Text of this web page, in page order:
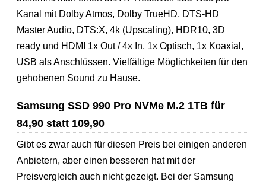
Kanal mit Dolby Atmos, Dolby TrueHD, DTS-HD
Master Audio, DTS:X, 4k (Upscaling), HDR10, 3D
ready und HDMI 1x Out / 4x In, 1x Optisch, 1x Koaxial,
USB als Anschlüssen. Vielfältige Möglichkeiten für den
gehobenen Sound zu Hause.
Samsung SSD 990 Pro NVMe M.2 1TB für
84,90 statt 109,90
Gibt es zwar auch für diesen Preis bei einigen anderen
Anbietern, aber einen besseren hat mit der
Preisvergleich auch nicht gezeigt. Bei der Samsung